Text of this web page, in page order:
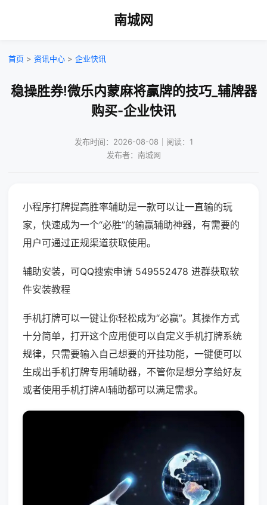
南城网
首页 > 资讯中心 > 企业快讯
稳操胜券!微乐内蒙麻将赢牌的技巧_辅牌器
购买-企业快讯
发布时间：2026-08-08｜阅读：1
发布者：南城网
小程序打牌提高胜率辅助是一款可以让一直输的玩
家，快速成为一个“必胜”的输赢辅助神器，有需要的
用户可通过正规渠道获取使用。
辅助安装，可QQ搜索申请 549552478 进群获取软
件安装教程
手机打牌可以一键让你轻松成为“必赢”。其操作方式
十分简单，打开这个应用便可以自定义手机打牌系统
规律，只需要输入自己想要的开挂功能，一键便可以
生成出手机打牌专用辅助器，不管你是想分享给好友
或者使用手机打牌AI辅助都可以满足需求。